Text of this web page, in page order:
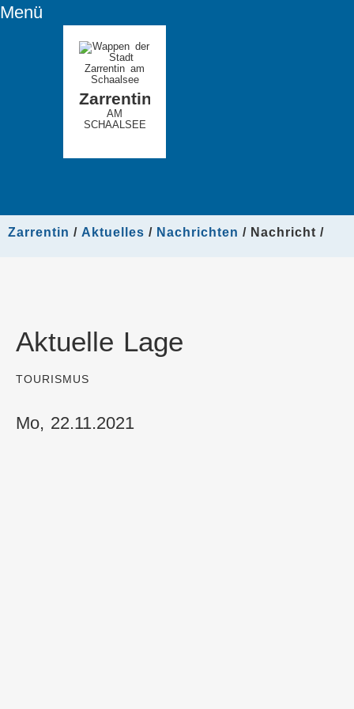
Menü
Zarrentin
AM
SCHAALSEE
Zarrentin Aktuelles Nachrichten Nachricht
Aktuelle Lage
:
TOURISMUS
Mo, 22.11.2021